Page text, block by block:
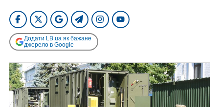
Додати LB.ua як бажане
джерело в Google